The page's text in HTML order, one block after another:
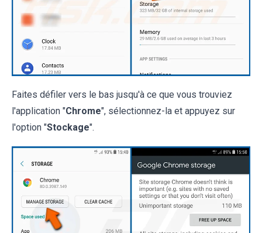
Faites défiler vers le bas jusqu'à ce que vous trouviez
l'application "Chrome", sélectionnez-la et appuyez sur
l'option "Stockage".